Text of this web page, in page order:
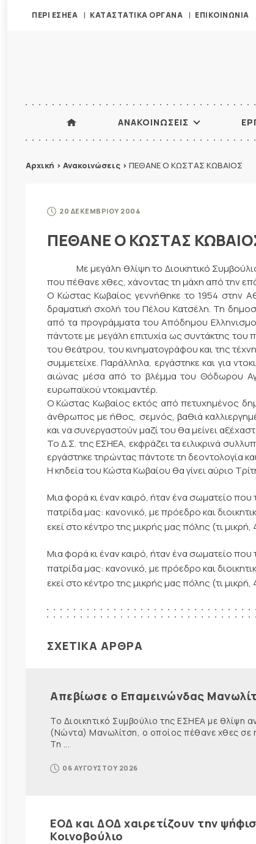
ΠΕΡΙ ΕΣΗΕΑ ΚΑΤΑΣΤΑΤΙΚΑ ΟΡΓΑΝΑ ΕΠΙΚΟΙΝΩΝΙΑ
ΑΝΑΚΟΙΝΩΣΕΙΣ
Αρχική > Ανακοινώσεις > ΠΕΘΑΝΕ Ο ΚΩΣΤΑΣ ΚΩΒΑΙΟΣ
20 ΔΕΚΕΜΒΡΙΟΥ 2004
ΠΕΘΑΝΕ Ο ΚΩΣΤΑΣ
Με μεγάλη θλίψη το Διοικητικό
που πέθανε χθες, χάνοντας τη μάχη από την
Ο Κώστας Κωβαίος γεννήθηκε το 1954 στην
δραματική σχολή του Πέλου Κατσέλη. Τη
από τα προγράμματα του Απόδημου
πάντοτε με μεγάλη επιτυχία ως συντάκτης του
του θεάτρου, του κινηματογράφου και της
συμμετείχε. Παράλληλα, εργάστηκε και για
αιώνας μέσα από το βλέμμα του Θόδωρου
ευρωπαϊκού ντοκιμαντέρ.
Ο Κώστας Κωβαίος εκτός από πετυχημένος
άνθρωπος με ήθος, σεμνός, βαθιά
και να συνεργαστούν μαζί του θα μείνει
Το Δ.Σ. της ΕΣΗΕΑ, εκφράζει τα ειλικρινά
εργάστηκε τηρώντας πάντοτε τη δεοντολογία
Η κηδεία του Κώστα Κωβαίου θα γίνει αύριο
Μια φορά κι έναν καιρό, ήταν ένα σωματείο
πατρίδα μας: κανονικό, με πρόεδρο και
εκεί στο κέντρο της μικρής μας πόλης (τι
Μια φορά κι έναν καιρό, ήταν ένα σωματείο
πατρίδα μας: κανονικό, με πρόεδρο και
εκεί στο κέντρο της μικρής μας πόλης (τι
ΣΧΕΤΙΚΑ ΑΡΘΡΑ
Απεβίωσε ο Επαμεινώνδας
Το Διοικητικό Συμβούλιο της ΕΣΗΕΑ με θλίψη
(Νώντα) Μανωλίτση, ο οποίος πέθανε χθες σε
Τη ...
06 ΑΥΓΟΥΣΤΟΥ 2026
ΕΟΔ και ΔΟΔ χαιρετίζουν την
Κοινοβούλιο